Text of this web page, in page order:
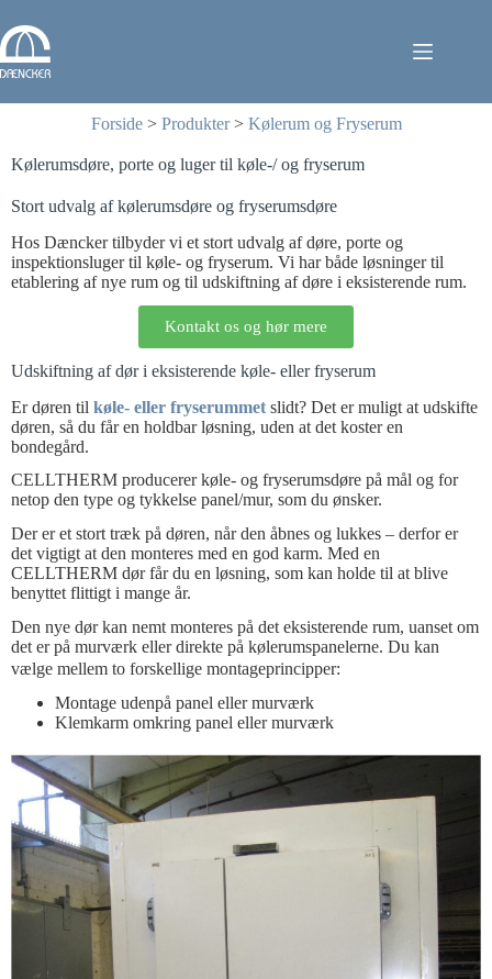
Kølerumsdøre, porte og luger til køle-/ og fryserum
Forside> Produkter> Kølerum og Fryserum
Stort udvalg af kølerumsdøre og fryserumsdøre
Hos Dæncker tilbyder vi et stort udvalg af døre, porte og
inspektionsluger til køle- og fryserum. Vi har både løsninger til
etablering af nye rum og til udskiftning af døre i eksisterende rum.
Kontakt os og hør mere
Udskiftning af dør i eksisterende køle- eller fryserum
Er døren til køle- eller fryserummet slidt? Det er muligt at udskifte
døren, så du får en holdbar løsning, uden at det koster en
bondegård.
CELLTHERM producerer køle- og fryserumsdøre på mål og for
netop den type og tykkelse panel/mur, som du ønsker.
Der er et stort træk på døren, når den åbnes og lukkes – derfor er
det vigtigt at den monteres med en god karm. Med en
CELLTHERM dør får du en løsning, som kan holde til at blive
benyttet flittigt i mange år.
Den nye dør kan nemt monteres på det eksisterende rum, uanset om
det er på murværk eller direkte på kølerumspanelerne. Du kan
vælge mellem to forskellige montageprincipper:
Montage udenpå panel eller murværk
Klemkarm omkring panel eller murværk